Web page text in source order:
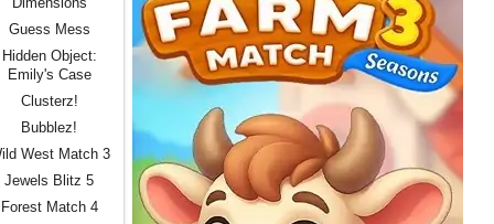
Guess Mess
Hidden Object:
Emily's Case
Clusterz!
Bubblez!
West Match 3
Jewels Blitz 5
Forest Match 4